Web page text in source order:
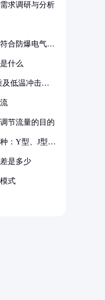
求调研与分析
合防爆电气设
什么
及低温冲击要
节流量的目的
：Y型、J型、
是多少
式